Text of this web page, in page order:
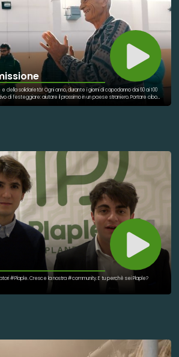
i giorni di capodanno dai 60 ai 100
aiutare il prossimo in un paese straniero. Portare cibo
#Plaple. Cresce la nostra #community. E tu perchè sei Plaple?